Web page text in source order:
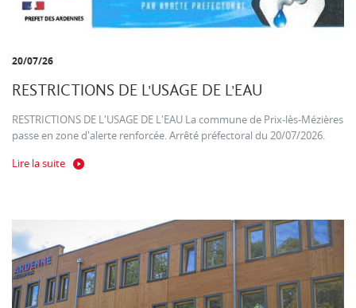
20/07/26
RESTRICTIONS DE L'USAGE DE L'EAU
RESTRICTIONS DE L'USAGE DE L'EAU La commune de Prix-lès-Mézières
passe en zone d'alerte renforcée. Arrêté préfectoral du 20/07/2026.
Lire la suite